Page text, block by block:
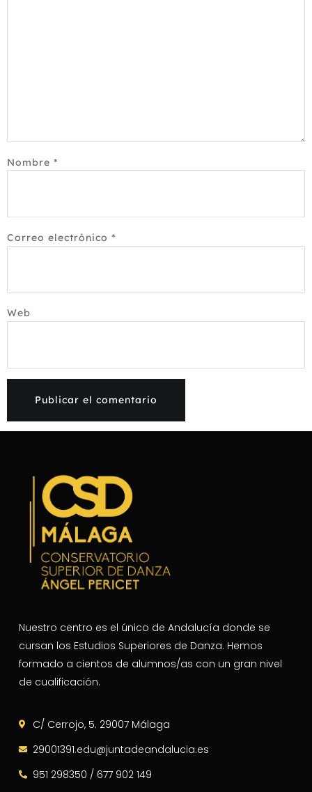
Nombre *
Correo electrónico *
Web
Nuestro centro es el único de Andalucía donde se
cursan los Estudios Superiores de Danza. Hemos
formado a cientos de alumnos/as con un gran nivel
de cualificación.
C/ Cerrojo, 5. 29007 Málaga
29001391.edu@juntadeandalucia.es
951 298350 / 677 902 149